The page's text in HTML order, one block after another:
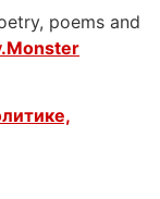
poems and